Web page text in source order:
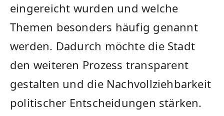
eingereicht wurden und welche
Themen besonders häufig genannt
werden. Dadurch möchte die Stadt
den weiteren Prozess transparent
gestalten und die Nachvollziehbarkeit
politischer Entscheidungen stärken.